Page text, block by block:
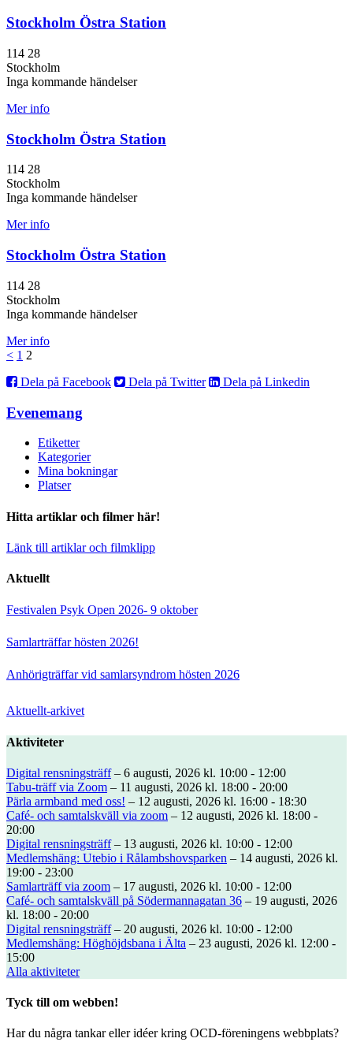
Stockholm Östra Station
114 28
Stockholm
Inga kommande händelser
Mer info
Stockholm Östra Station
114 28
Stockholm
Inga kommande händelser
Mer info
Stockholm Östra Station
114 28
Stockholm
Inga kommande händelser
Mer info
< 1 2
Dela på Facebook
Dela på Twitter Dela på Linkedin
Evenemang
Etiketter
Kategorier
Mina bokningar
Platser
Hitta artiklar och filmer här!
Länk till artiklar och filmklipp
Aktuellt
Festivalen Psyk Open 2026- 9 oktober
Samlarträffar hösten 2026!
Anhörigträffar vid samlarsyndrom hösten 2026
Aktuellt-arkivet
Aktiviteter
Digital rensningsträff– 6 augusti, 2026 kl. 10:00 - 12:00
Tabu-träff via Zoom – 11 augusti, 2026 kl. 18:00 - 20:00
Pärla armband med oss! – 12 augusti, 2026 kl. 16:00 - 18:30
Café- och samtalskväll via zoom – 12 augusti, 2026 kl. 18:00 -
20:00
Digital rensningsträff– 13 augusti, 2026 kl. 10:00 - 12:00
Medlemshäng: Utebio i Rålambshovsparken – 14 augusti, 2026 kl.
19:00 - 23:00
Samlarträff via zoom – 17 augusti, 2026 kl. 10:00 - 12:00
Café- och samtalskväll på Södermannagatan 36 – 19 augusti, 2026
kl. 18:00 - 20:00
Digital rensningsträff– 20 augusti, 2026 kl. 10:00 - 12:00
Medlemshäng: Höghöjdsbana i Älta – 23 augusti, 2026 kl. 12:00 -
15:00
Alla aktiviteter
Tyck till om webben!
Har du några tankar eller idéer kring OCD-föreningens webbplats?